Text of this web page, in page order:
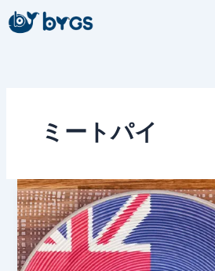
容
ミートパイ
豊
か
な
オ
ー